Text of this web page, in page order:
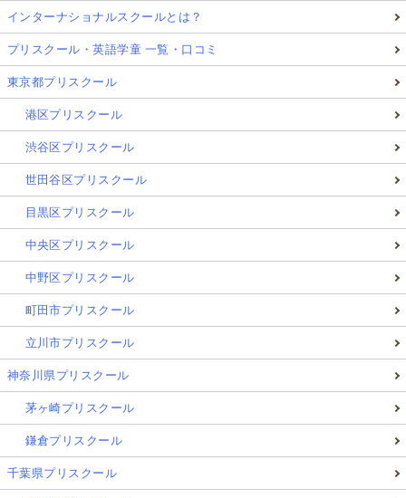
インターナショナルスクールとは？
プリスクール・英語学童 一覧・口コミ
東京都プリスクール
港区プリスクール
渋谷区プリスクール
世田谷区プリスクール
目黒区プリスクール
中央区プリスクール
中野区プリスクール
町田市プリスクール
立川市プリスクール
神奈川県プリスクール
茅ヶ崎プリスクール
鎌倉プリスクール
千葉県プリスクール